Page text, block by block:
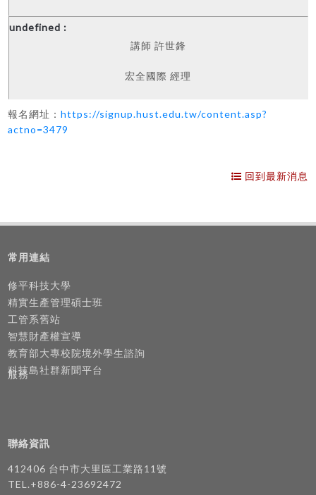
講師 許世鋒
宏全國際 經理
報名網址：https://signup.hust.edu.tw/content.asp?
actno=3479
回到最新消息
常用連結
修平科技大學
精實生產管理碩士班
工管系舊站
智慧財產權宣導
教育部大專校院境外學生諮詢
服務
科技島社群新聞平台
聯絡資訊
412406 台中市大里區工業路11號
TEL.+886-4-23692472